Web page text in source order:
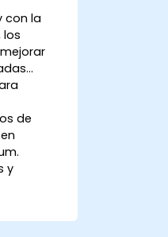
con la
los
de
y
la